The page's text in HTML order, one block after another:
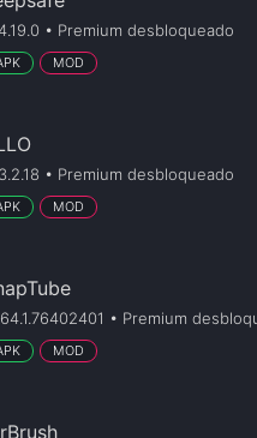
• Premium desbloqueado
MOD
• Premium desbloqueado
MOD
• Premium
MOD